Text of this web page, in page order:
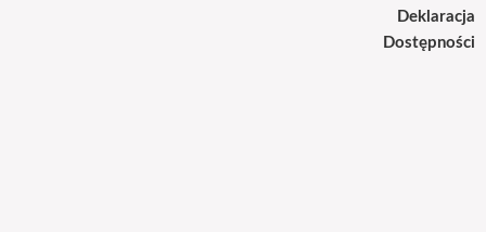
Deklaracja
Dostępności